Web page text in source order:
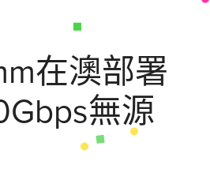
在澳部署
無源